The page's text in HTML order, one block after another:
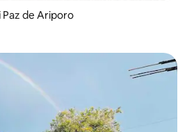
de Ariporo